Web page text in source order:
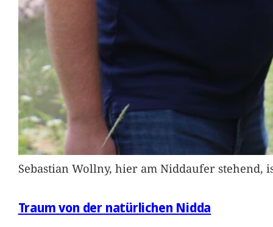
Sebastian Wollny, hier am Niddaufer
Traum von der natürlichen Nidda